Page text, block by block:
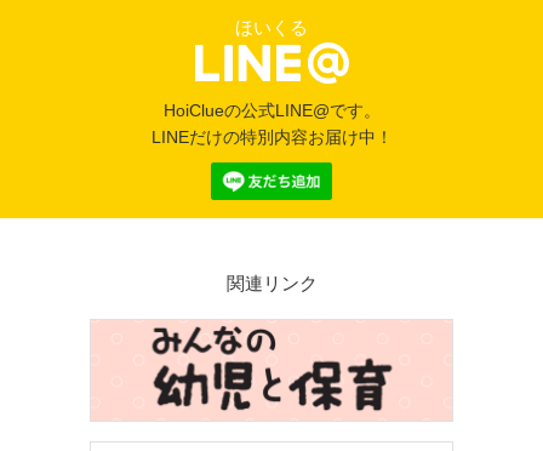
ほいくる
HoiClueの公式LINE@です。
LINEだけの特別内容お届け中！
関連リンク